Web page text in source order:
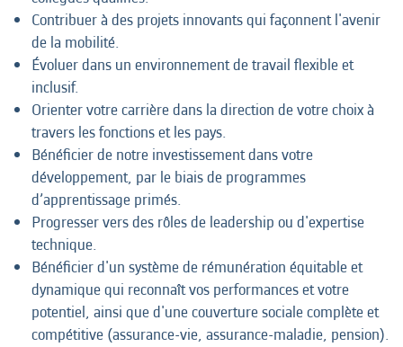
Contribuer à des projets innovants qui façonnent l'avenir
de la mobilité.
Évoluer dans un environnement de travail flexible et
inclusif.
Orienter votre carrière dans la direction de votre choix à
travers les fonctions et les pays.
Bénéficier de notre investissement dans votre
développement, par le biais de programmes
d’apprentissage primés.
Progresser vers des rôles de leadership ou d'expertise
technique.
Bénéficier d'un système de rémunération équitable et
dynamique qui reconnaît vos performances et votre
potentiel, ainsi que d'une couverture sociale complète et
compétitive (assurance-vie, assurance-maladie, pension).